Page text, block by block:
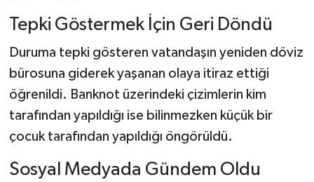
Tepki Göstermek İçin Geri Döndü
Duruma tepki gösteren vatandaşın yeniden döviz
bürosuna giderek yaşanan olaya itiraz ettiği
öğrenildi. Banknot üzerindeki çizimlerin kim
tarafından yapıldığı ise bilinmezken küçük bir
çocuk tarafından yapıldığı öngörüldü.
Sosyal Medyada Gündem Oldu